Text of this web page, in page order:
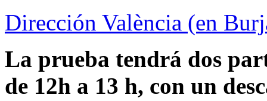
Dirección València (en
La prueba tendrá dos
de 12h a 13 h, con un